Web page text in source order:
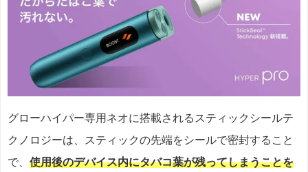
グローハイパー専用ネオに搭載されるスティックシールテ
クノロジーは、スティックの先端をシールで密封すること
で、 使用後のデバイス内にタバコ葉が残ってしまうことを